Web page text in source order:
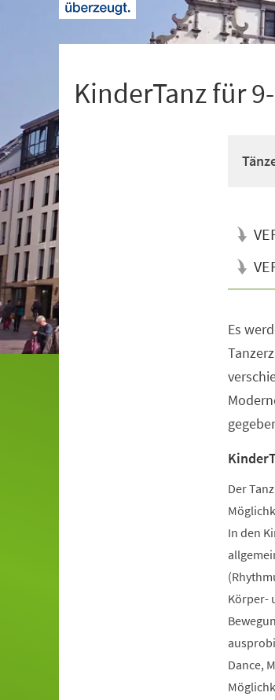
KinderTanz für
Es
Der
In den
Körper-
Dance,